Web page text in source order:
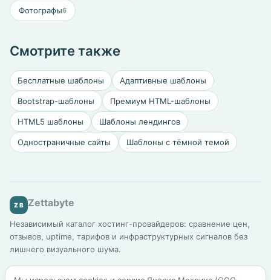
Фотографы6
Смотрите также
Бесплатные шаблоны Адаптивные шаблоны
Bootstrap-шаблоны Премиум HTML-шаблоны
HTML5 шаблоны Шаблоны лендингов
Одностраничные сайты Шаблоны с тёмной темой
ZB Zettabyte
Независимый каталог хостинг-провайдеров: сравнение цен,
отзывов, uptime, тарифов и инфраструктурных сигналов без
лишнего визуального шума.